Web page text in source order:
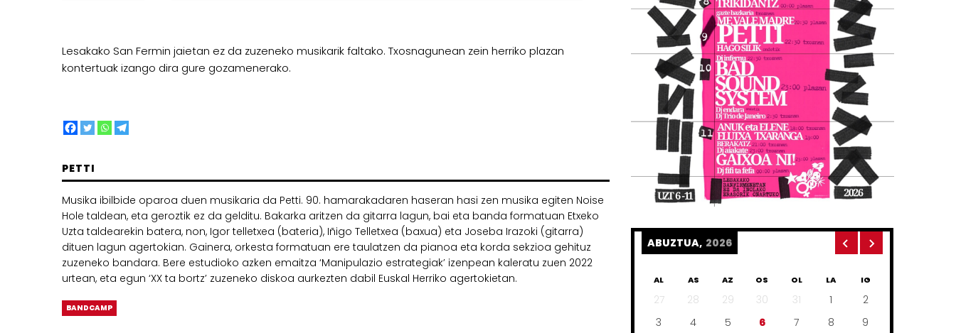
Lesakako San Fermin jaietan ez da zuzeneko musikarik faltako. Txosnagunean zein herriko plazan
kontertuak izango dira gure gozamenerako.
PETTI
Musika ibilbide oparoa duen musikaria da Petti. 90. hamarakadaren haseran hasi zen musika egiten Noise
Hole taldean, eta geroztik ez da gelditu. Bakarka aritzen da gitarra lagun, bai eta banda formatuan Etxeko
Uzta taldearekin batera, non, Igor telletxea (bateria), Iñigo Telletxea (baxua) eta Joseba Irazoki (gitarra)
dituen lagun agertokian. Gainera, orkesta formatuan ere taulatzen da pianoa eta korda sekzioa gehituz
zuzeneko bandara. Bere estudioko azken emaitza ‘Manipulazio estrategiak’ izenpean kaleratu zuen 2022
urtean, eta egun ‘XX ta bortz’ zuzeneko diskoa aurkezten dabil Euskal Herriko agertokietan.
BANDCAMP
ABUZTUA, 2026
AL AS AZ OS OL LA IG
27 28 29 30 31 1
2
3
4 5 6 7 8
9